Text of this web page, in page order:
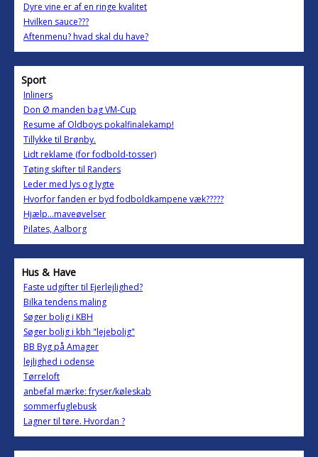
Dyre vine er af en ringe kvalitet
Hvilken sauce???
Aftenmenu? hvad skal du have?
Sport
Inliners
Don Ø manden bag VM-Cup
Resume af Oldboys pokalfinalekamp!
Tillykke til Brønby.
Lidt reklame (for fodbold-tosser)
Tøting skifter til Randers
Leder med lys og lygte
Hvorfor fanden er byd fodboldkampene væk?????
Hjælp...maveøvelser
Pilates, Aalborg
Hus & Have
Faste udgifter til Ejerlejlighed?
Bilka tendens maling
Søger bolig i KBH
Søger bolig i kbh "lejebolig"
BB Byg på Amager
lejlighed i odense
Tørreloft
anbefal mærke: fryser/køleskab
sommerfuglebusk
Lagner til tøre. Hvordan ?